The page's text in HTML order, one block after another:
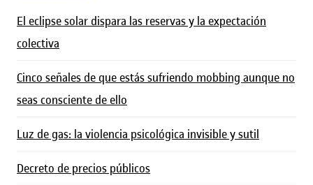
El eclipse solar dispara las reservas y la expectación
colectiva
Cinco señales de que estás sufriendo mobbing aunque no
seas consciente de ello
Luz de gas: la violencia psicológica invisible y sutil
Decreto de precios públicos